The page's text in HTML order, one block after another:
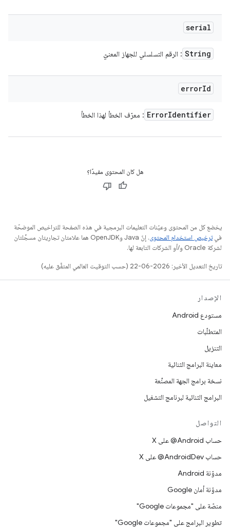
serial
String : الرقم التسلسلي للجهاز المعنيّ
errorId
ErrorIdentifier : معرّف الخطأ لهذا الخطأ
هل كان المحتوى مفيدًا؟
يخضع كل من المحتوى وعيّنات التعليمات البرمجية في هذه الصفحة للتراخيص الموضحّة
فيترخيص استخدام المحتوى
. إنّ Java وOpenJDK هما علامتان تجاريتان مسجَّلتان
لشركة Oracle و/أو الشركات التابعة لها.
تاريخ التعديل الأخير: 2026-06-22 (حسب التوقيت العالمي المتفَّق عليه)
الإصدار
مستودع Android
المتطلّبات
التنزيل
معاينة البرامج الثنائية
نسخة برامج الجهة المصنِّعة
البرامج الثنائية لبرنامج التشغيل
التواصل
حساب ‎@Android على X
حساب ‎@AndroidDev على X
مدوّنة Android
مدوّنة أمان Google
منصّة على "مجموعات Google"
تطوير البرامج على "مجموعات Google"